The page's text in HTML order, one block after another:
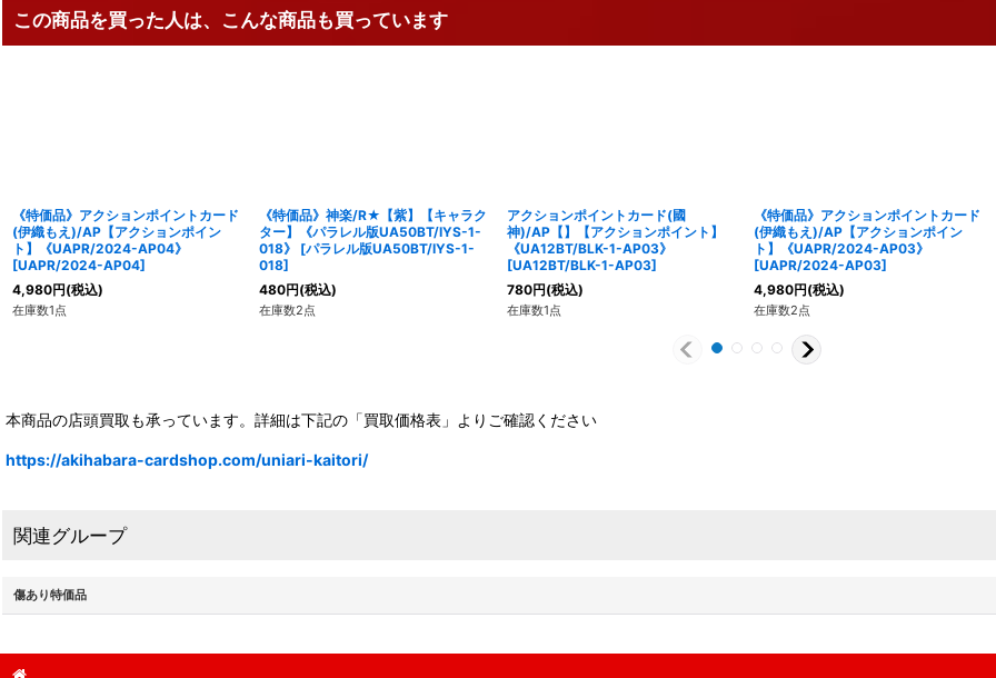
この商品を買った人は、こんな商品も買っています
《特価品》アクションポイントカード
(伊織もえ)/AP【アクションポイン
ト】《UAPR/2024-AP04》
[UAPR/2024-AP04]
4,980円(税込)
在庫数1点
《特価品》神楽/R★【紫】【キャラク
ター】《パラレル版UA50BT/IYS-1-
018》
[パラレル版UA50BT/IYS-1-
018]
480円(税込)
在庫数2点
アクションポイントカード(國
神)/AP【】【アクションポイント】
《UA12BT/BLK-1-AP03》
[UA12BT/BLK-1-AP03]
780円(税込)
在庫数1点
《特価品》アクションポイントカード
(伊織もえ)/AP【アクションポイン
ト】《UAPR/2024-AP03》
[UAPR/2024-AP03]
4,980円(税込)
在庫数2点
本商品の店頭買取も承っています。詳細は下記の「買取価格表」よりご確認ください
https://akihabara-cardshop.com/uniari-kaitori/
関連グループ
傷あり特価品